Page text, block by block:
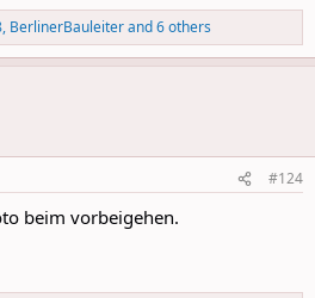
, BerlinerBauleiterand 6 others
#124
beim vorbeigehen.